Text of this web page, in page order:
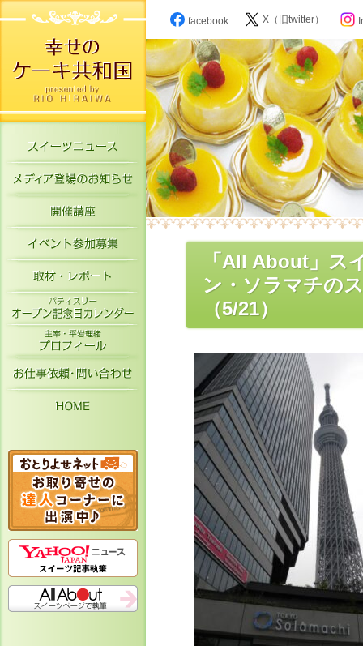
スイーツニュース
メディア登場のお知らせ
開催講座
イベント参加募集
取材・レポート
パティスリーオープン記念日カレン
お仕事依頼・お問い合わせ
facebook X（旧twitter）
「All About」ス
ン・ソラマチの
（5/21）